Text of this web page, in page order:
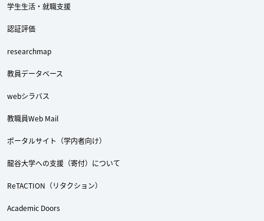
学生生活・就職支援
認証評価
researchmap
教員データベース
webシラバス
教職員Web Mail
ポータルサイト（学内者向け）
龍谷大学への支援（寄付）について
ReTACTION（リタクション）
Academic Doors